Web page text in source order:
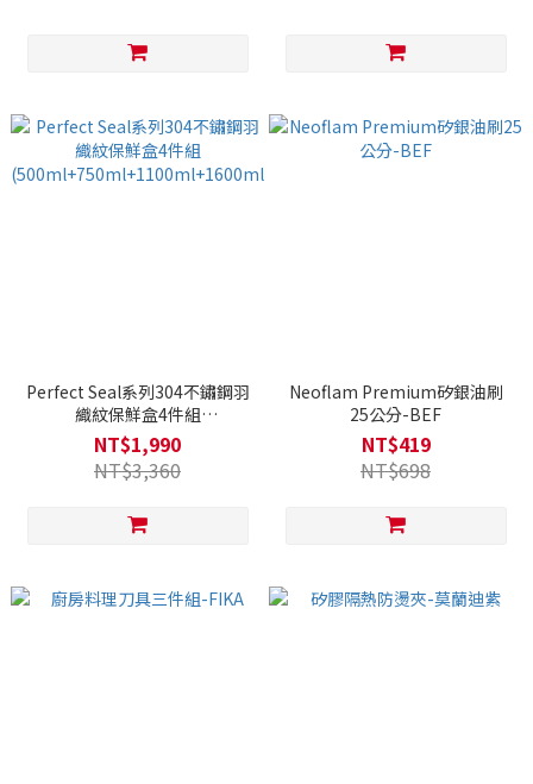
Perfect Seal系列304不鏽鋼羽
織紋保鮮盒4件組
(500ml+750ml+1100ml+1600ml)
NT$1,990
NT$3,360
Neoflam Premium矽銀油刷
25公分-BEF
NT$419
NT$698